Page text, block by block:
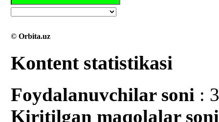
© Orbita.uz
Kontent statistikasi
Foydalanuvchilar soni :
Kiritilgan mаqolalar soni